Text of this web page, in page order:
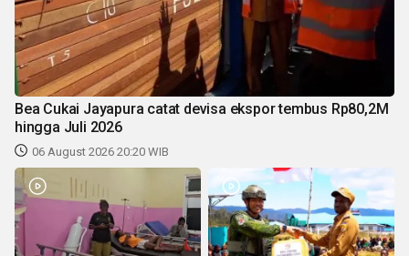
Bea Cukai Jayapura catat devisa ekspor tembus Rp80,2M
hingga Juli 2026
06 August 2026 20:20 WIB